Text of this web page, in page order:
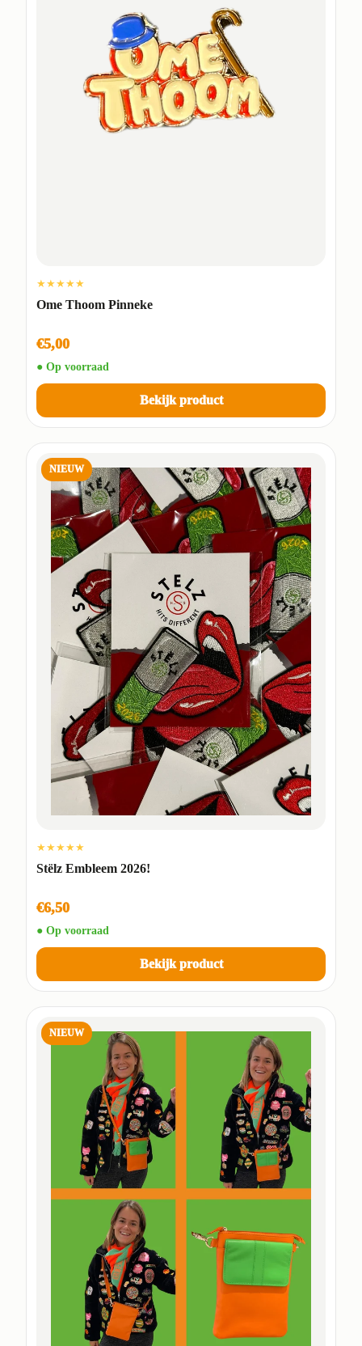
★★★★★
Ome Thoom Pinneke
€5,00
● Op voorraad
Bekijk product
NIEUW
★★★★★
Stëlz Embleem 2026!
€6,50
● Op voorraad
Bekijk product
NIEUW